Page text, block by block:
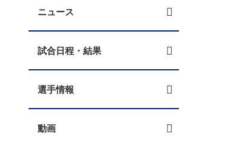
ニュース
試合日程・結果
選手情報
動画